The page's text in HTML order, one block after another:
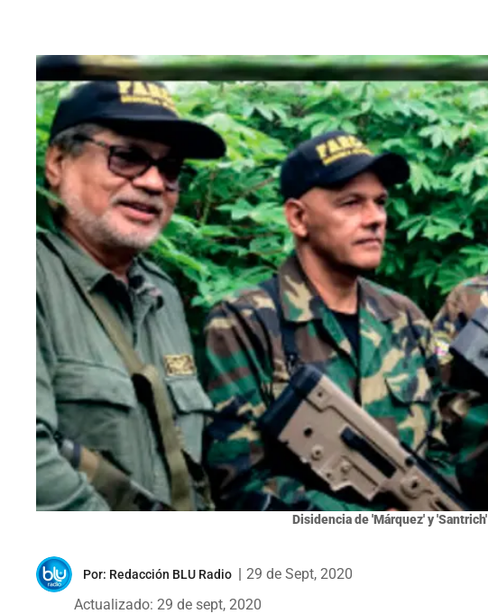
Disidencia de 'Márquez' y 'Santrich'
Por: Redacción BLU Radio
29 de Sept, 2020
Actualizado: 29 de sept, 2020